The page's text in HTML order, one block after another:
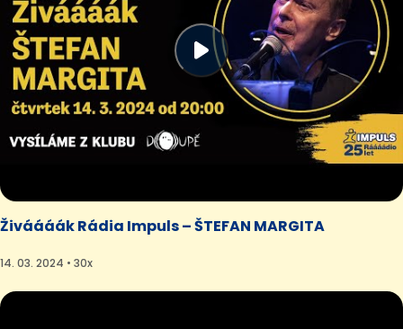
Živáááák Rádia Impuls – ŠTEFAN MARGITA
14. 03. 2024 • 30x